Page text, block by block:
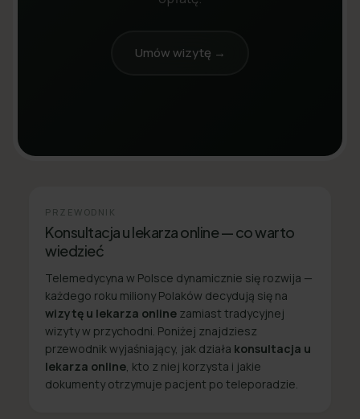
Umów wizytę →
PRZEWODNIK
Konsultacja u lekarza online — co warto
wiedzieć
Telemedycyna w Polsce dynamicznie się rozwija —
każdego roku miliony Polaków decydują się na
wizytę u lekarza online zamiast tradycyjnej
wizyty w przychodni. Poniżej znajdziesz
przewodnik wyjaśniający, jak działa konsultacja u
lekarza online , kto z niej korzysta i jakie
dokumenty otrzymuje pacjent po teleporadzie.